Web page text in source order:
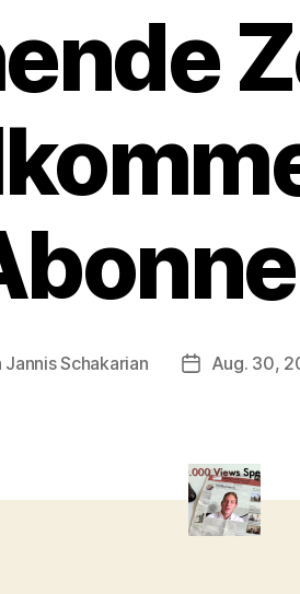
Jannis Schakarian Aug. 30,